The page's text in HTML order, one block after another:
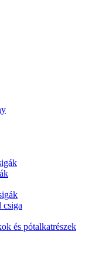
és pótalkatrészek